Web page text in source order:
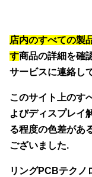
店内のすべての製
す商品の詳細を確
サービスに連絡し
このサイト上のす
よびディスプレイ
る程度の色差があ
ございました.
リングPCBテクノ